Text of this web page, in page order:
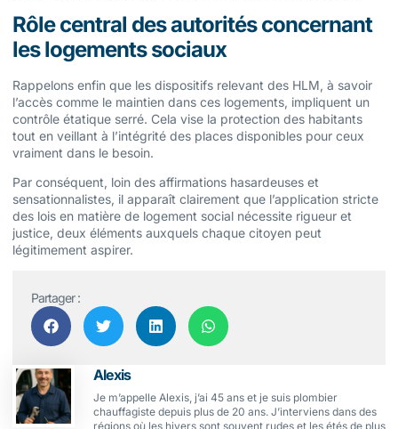
Rôle central des autorités concernant
les logements sociaux
Rappelons enfin que les dispositifs relevant des HLM, à savoir
l’accès comme le maintien dans ces logements, impliquent un
contrôle étatique serré. Cela vise la protection des habitants
tout en veillant à l’intégrité des places disponibles pour ceux
vraiment dans le besoin.
Par conséquent, loin des affirmations hasardeuses et
sensationnalistes, il apparaît clairement que l’application stricte
des lois en matière de logement social nécessite rigueur et
justice, deux éléments auxquels chaque citoyen peut
légitimement aspirer.
Partager :
Alexis
Je m’appelle Alexis, j’ai 45 ans et je suis plombier
chauffagiste depuis plus de 20 ans. J’interviens dans des
régions où les hivers sont souvent rudes et les étés de plus